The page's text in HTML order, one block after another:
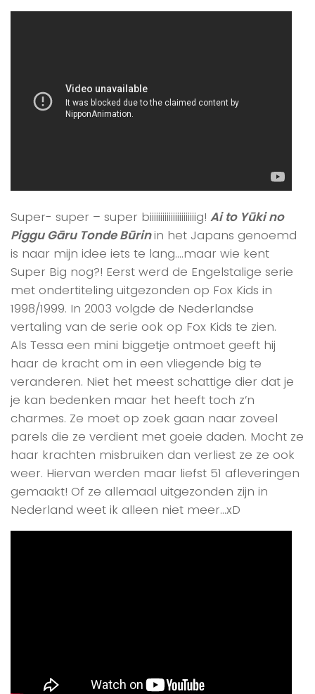
Super- super – super biiiiiiiiiiiiiiiiiiiiiig! Ai to Yūki no
Piggu Gāru Tonde Būrinin het Japans genoemd
is naar mijn idee iets te lang….maar wie kent
Super Big nog?! Eerst werd de Engelstalige serie
met ondertiteling uitgezonden op Fox Kids in
1998/1999. In 2003 volgde de Nederlandse
vertaling van de serie ook op Fox Kids te zien.
Als Tessa een mini biggetje ontmoet geeft hij
haar de kracht om in een vliegende big te
veranderen. Niet het meest schattige dier dat je
je kan bedenken maar het heeft toch z’n
charmes. Ze moet op zoek gaan naar zoveel
parels die ze verdient met goeie daden. Mocht ze
haar krachten misbruiken dan verliest ze ze ook
weer. Hiervan werden maar liefst 51 afleveringen
gemaakt! Of ze allemaal uitgezonden zijn in
Nederland weet ik alleen niet meer…xD